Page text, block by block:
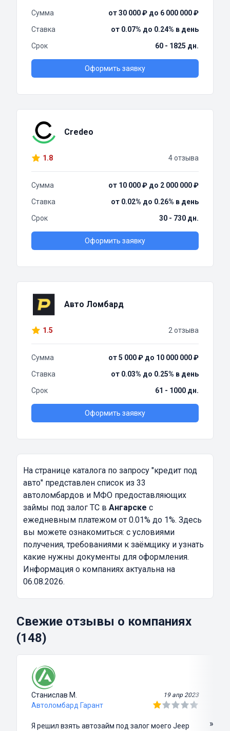
Сумма
от 30 000 ₽ до 6 000 000 ₽
Ставка
от 0.07% до 0.24% в день
Срок
60 - 1825 дн.
Оформить заявку
Credeo
1.8 4 отзыва
Сумма
от 10 000 ₽ до 2 000 000 ₽
Ставка
от 0.02% до 0.26% в день
Срок
30 - 730 дн.
Оформить заявку
Авто Ломбард
1.5 2 отзыва
Сумма
от 5 000 ₽ до 10 000 000 ₽
Ставка
от 0.03% до 0.25% в день
Срок
61 - 1000 дн.
Оформить заявку
На странице каталога по запросу "кредит под
авто" представлен список из 33
автоломбардов и МФО предоставляющих
займы под залог ТС в Ангарске с
ежедневным платежом от 0.01% до 1%. Здесь
вы можете ознакомиться: с условиями
получения, требованиями к заёмщику и узнать
какие нужны документы для оформления.
Информация о компаниях актуальна на
06.08.2026.
Свежие отзывы о компаниях
(148)
Станислав М. 19 апр 2023
Автоломбард Гарант
Я решил взять автозайм под залог моего Jeep
»